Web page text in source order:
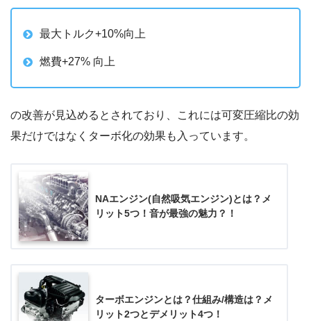
最大トルク+10%向上
燃費+27% 向上
の改善が見込めるとされており、これには可変圧縮比の効
果だけではなくターボ化の効果も入っています。
NAエンジン(自然吸気エンジン)とは？メ
リット5つ！音が最強の魅力？！
ターボエンジンとは？仕組み/構造は？メ
リット2つとデメリット4つ！